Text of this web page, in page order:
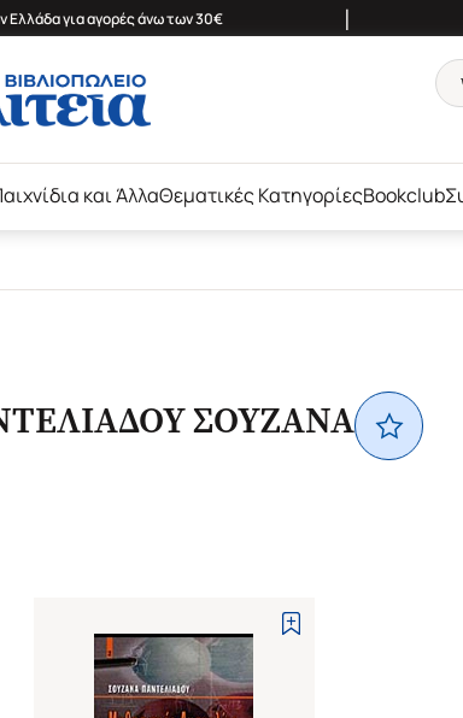
για αγορές άνω των 30€ |
και ΆλλαΘεματικές ΚατηγορίεςBookclub
ΣΟΥΖΑΝΑ